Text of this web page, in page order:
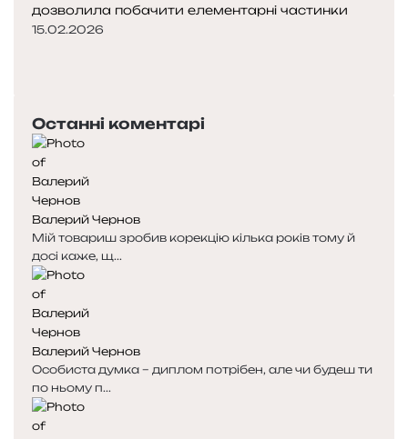
дозволила побачити елементарні частинки
15.02.2026
Останні коментарі
Валерий Чернов
Мій товариш зробив корекцію кілька років тому й
досі каже, щ...
Валерий Чернов
Особиста думка – диплом потрібен, але чи будеш ти
по ньому п...